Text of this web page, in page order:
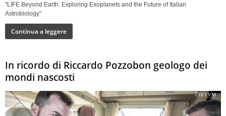
"LIFE Beyond Earth. Exploring Exoplanets and the Future of Italian
Astrobiology"
Continua a leggere
In ricordo di Riccardo Pozzobon geologo dei
mondi nascosti